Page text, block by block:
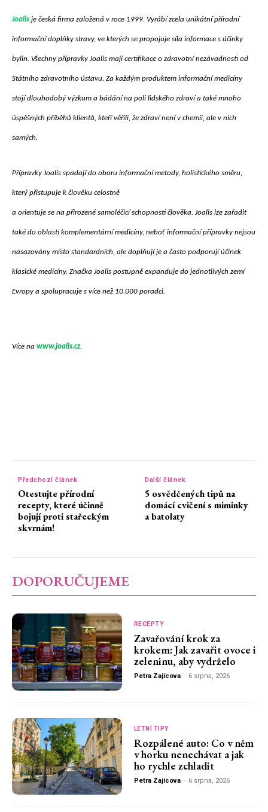
Joalis je česká firma založená v roce 1999. Vyrábí zcela unikátní přírodní
informační doplňky stravy, ve kterých se propojuje síla informace s účinky
bylin. Všechny přípravky Joalis mají certifikace o zdravotní nezávadnosti od
Státního zdravotního ústavu. Za každým produktem informační medicíny
stojí dlouhodobý výzkum a bádání na poli lidského zdraví a také mnoho
úspěšných příběhů klientů, kteří věřili, že zdraví není v chemii, ale v nich
samých.
Přípravky Joalis spadají do oboru informační metody, holistického směru,
který přistupuje k člověku celostně
a orientuje se na přirozené samoléčicí schopnosti člověka. Joalis lze zařadit
také do oblasti komplementární medicíny, neboť informační přípravky nejsou
nasazovány místo standardních, ale doplňují je a často podporují účinek
klasické medicíny. Značka Joalis postupně expanduje do jednotlivých zemí
Evropy a spolupracuje s více než 10.000 poradci.
Více na www.joalis.cz.
Předchozí článek
Otestujte přírodní
recepty, které účinně
bojují proti stařeckým
skvrnám!
Další článek
5 osvědčených tipů na
domácí cvičení s miminky
a batolaty
DOPORUČUJEME
RECEPTY
Zavařování krok za
krokem: Jak zavařit ovoce i
zeleninu, aby vydrželo
Petra Zajícova - 6 srpna, 2026
LETNÍ TIPY
Rozpálené auto: Co v něm
v horku nenechávat a jak
ho rychle zchladit
Petra Zajícova - 6 srpna, 2026